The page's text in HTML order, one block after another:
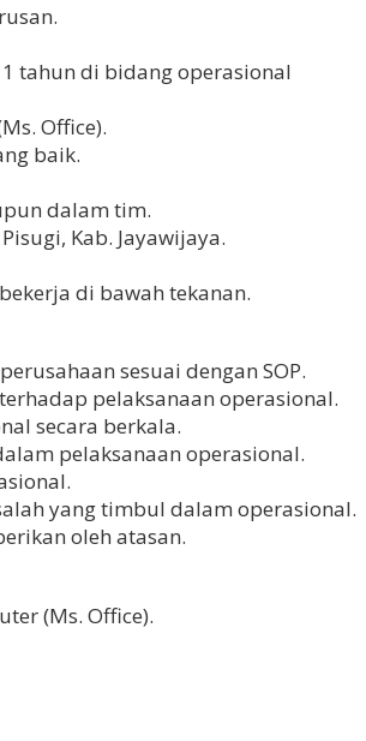
tahun di bidang operasional
Office).
baik.
dalam tim.
Kab. Jayawijaya.
di bawah tekanan.
sesuai dengan SOP.
pelaksanaan operasional.
secara berkala.
pelaksanaan operasional.
yang timbul dalam operasional.
oleh atasan.
(Ms. Office).